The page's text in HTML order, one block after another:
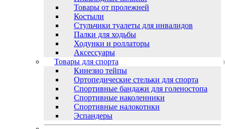
Товары от пролежней
Костыли
Стульчики туалеты для инвалидов
Палки для ходьбы
Ходунки и роллаторы
Аксессуары
Товары для спорта
Кинезио тейпы
Ортопедические стельки для спорта
Спортивные бандажи для голеностопа
Спортивные наколенники
Спортивные налокотнки
Эспандеры